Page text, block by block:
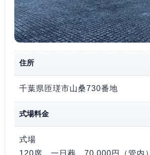
住所
千葉県匝瑳市山桑730番地
式場料金
式場
120席 一日葬 70,000円（管内）